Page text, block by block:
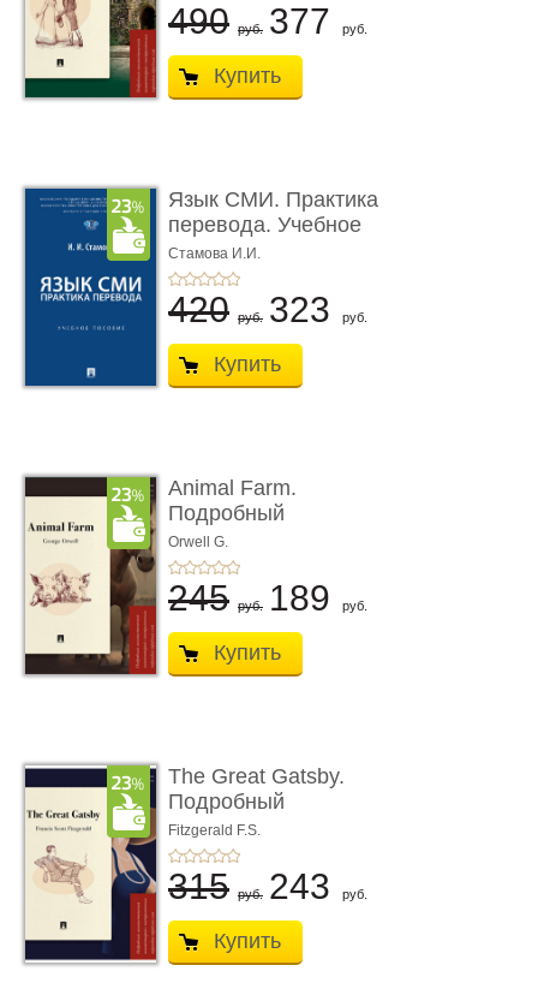
490 руб. 377 руб.
Купить
Язык СМИ. Практика
перевода. Учебное
пособие
Стамова И.И.
420 руб. 323 руб.
Купить
Animal Farm.
Подробный
лингвистический
комментарий ...
Orwell G.
245 руб. 189 руб.
Купить
The Great Gatsby.
Подробный
лингвистический
коммента� ...
Fitzgerald F.S.
315 руб. 243 руб.
Купить